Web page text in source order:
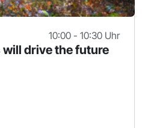
10:00 - 10:30 Uhr
drive the future